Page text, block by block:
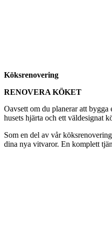
Köksrenovering
RENOVERA KÖKET
Oavsett om du planerar att
husets hjärta och ett väldesignat
Som en del av vår
dina nya vitvaror. En komplett